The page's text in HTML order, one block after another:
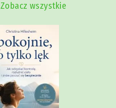
Zobacz wszystkie